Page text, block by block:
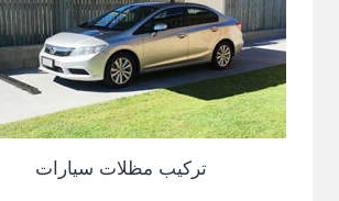
تركيب مظلات سيارات